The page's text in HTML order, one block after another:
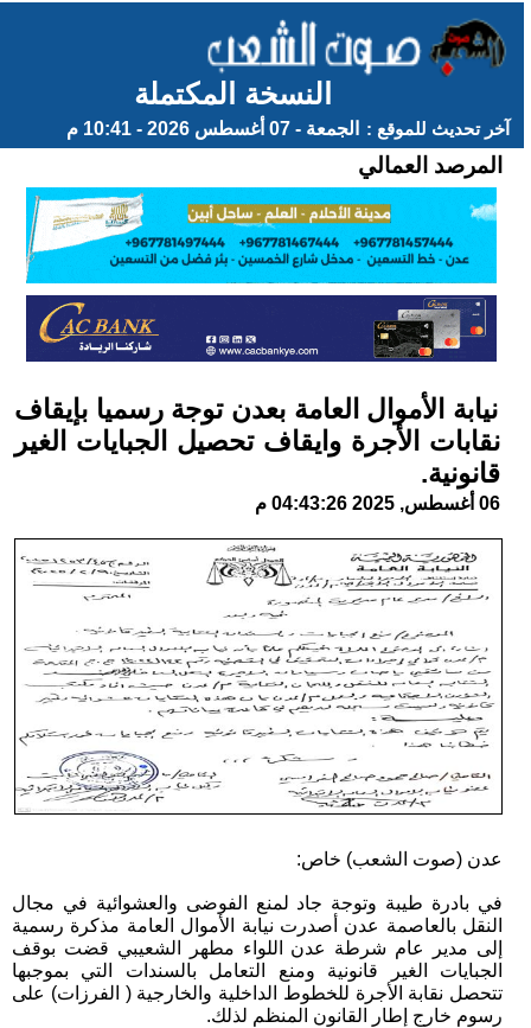
النسخة المكتملة
آخر تحديث للموقع : الجمعة - 07 أغسطس 2026 - 10:41 م
المرصد العمالي
نيابة الأموال العامة بعدن توجة رسميا بإيقاف
نقابات الأجرة وايقاف تحصيل الجبايات الغير
قانونية.
06 أغسطس, 2025 04:43:26 م
عدن (صوت الشعب) خاص:
في بادرة طيبة وتوجة جاد لمنع الفوضى والعشوائية في مجال
النقل بالعاصمة عدن أصدرت نيابة الأموال العامة مذكرة رسمية
إلى مدير عام شرطة عدن اللواء مطهر الشعيبي قضت بوقف
الجبايات الغير قانونية ومنع التعامل بالسندات التي بموجبها
تتحصل نقابة الأجرة للخطوط الداخلية والخارجية ( الفرزات) على
رسوم خارج إطار القانون المنظم لذلك.